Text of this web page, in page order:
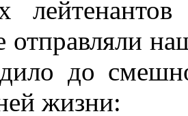
отправляли
до
жизни: